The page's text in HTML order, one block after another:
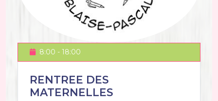
8:00 - 18:00
RENTREE DES
MATERNELLES